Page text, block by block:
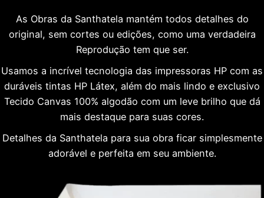
As Obras da Santhatela mantém todos detalhes do
original, sem cortes ou edições, como uma verdadeira
Reprodução tem que ser.
Usamos a incrível tecnologia das impressoras HP com as
duráveis tintas HP Látex, além do mais lindo e exclusivo
Tecido Canvas 100% algodão com um leve brilho que dá
mais destaque para suas cores.
Detalhes da Santhatela para sua obra ficar simplesmente
adorável e perfeita em seu ambiente.